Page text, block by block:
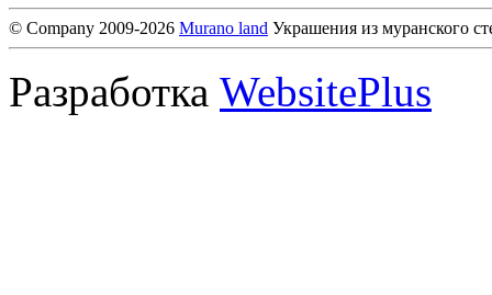
© Company 2009-2026 Murano land Украшения из муранского
Разработка WebsitePlus